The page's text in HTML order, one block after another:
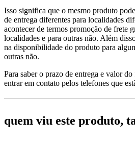
Isso significa que o mesmo produto
de entrega diferentes para localidades
acontecer de termos promoção de frete
localidades e para outras não. Além
na disponibilidade do produto para
outras não.
Para saber o prazo de entrega e valor
entrar em contato pelos telefones que
quem viu este produto,